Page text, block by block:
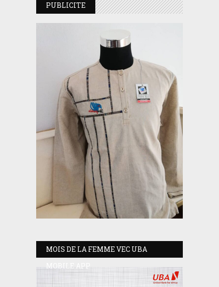
PUBLICITE
MOIS DE LA FEMME VEC UBA
MOBILE APP